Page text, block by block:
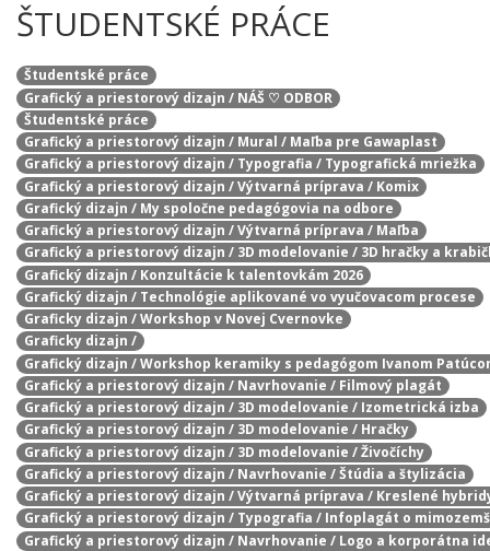
ŠTUDENTSKÉ PRÁCE
Študentské práce
Grafický a priestorový dizajn / NÁŠ ♡ ODBOR
Študentské práce
Grafický a priestorový dizajn / Mural / Maľba pre Gawaplast
Grafický a priestorový dizajn / Typografia / Typografická mriežka
Grafický a priestorový dizajn / Výtvarná príprava / Komix
Grafický dizajn / My spoločne pedagógovia na odbore
Grafický a priestorový dizajn / Výtvarná príprava / Maľba
Grafický a priestorový dizajn / 3D modelovanie / 3D hračky a
Grafický dizajn / Konzultácie k talentovkám 2026
Grafický dizajn / Technológie aplikované vo vyučovacom procese
Graficky dizajn / Workshop v Novej Cvernovke
Graficky dizajn /
Grafický dizajn / Workshop keramiky s pedagógom Ivanom
Grafický a priestorový dizajn / Navrhovanie / Filmový plagát
Grafický a priestorový dizajn / 3D modelovanie / Izometrická izba
Grafický a priestorový dizajn / 3D modelovanie / Hračky
Grafický a priestorový dizajn / 3D modelovanie / Živočíchy
Grafický a priestorový dizajn / Navrhovanie / Štúdia a štylizácia
Grafický a priestorový dizajn / Výtvarná príprava / Kreslené
Grafický a priestorový dizajn / Typografia / Infoplagát o
Grafický a priestorový dizajn / Navrhovanie / Logo a korporátna